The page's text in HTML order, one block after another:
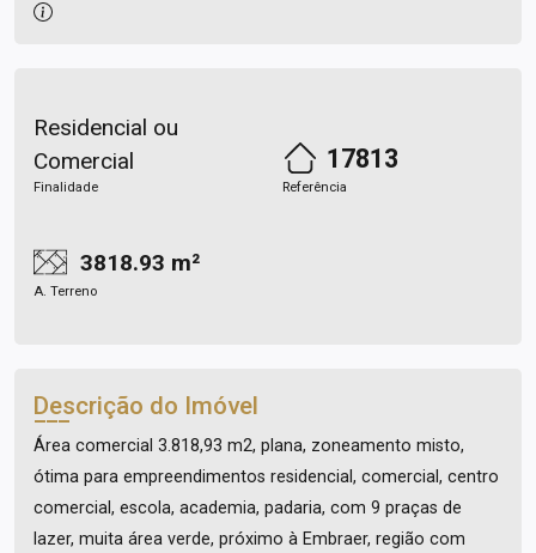
Residencial ou
Comercial
Finalidade
17813
Referência
3818.93 m²
A. Terreno
Descrição do Imóvel
Área comercial 3.818,93 m2, plana, zoneamento misto,
ótima para empreendimentos residencial, comercial, centro
comercial, escola, academia, padaria, com 9 praças de
lazer, muita área verde, próximo à Embraer, região com